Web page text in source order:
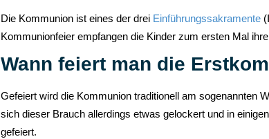
Die Kommunion ist eines der drei Einführungssakramente
Kommunionfeier empfangen die Kinder zum ersten Mal
Wann feiert man die
Gefeiert wird die Kommunion traditionell am sogenannten
sich dieser Brauch allerdings etwas gelockert und in
gefeiert.